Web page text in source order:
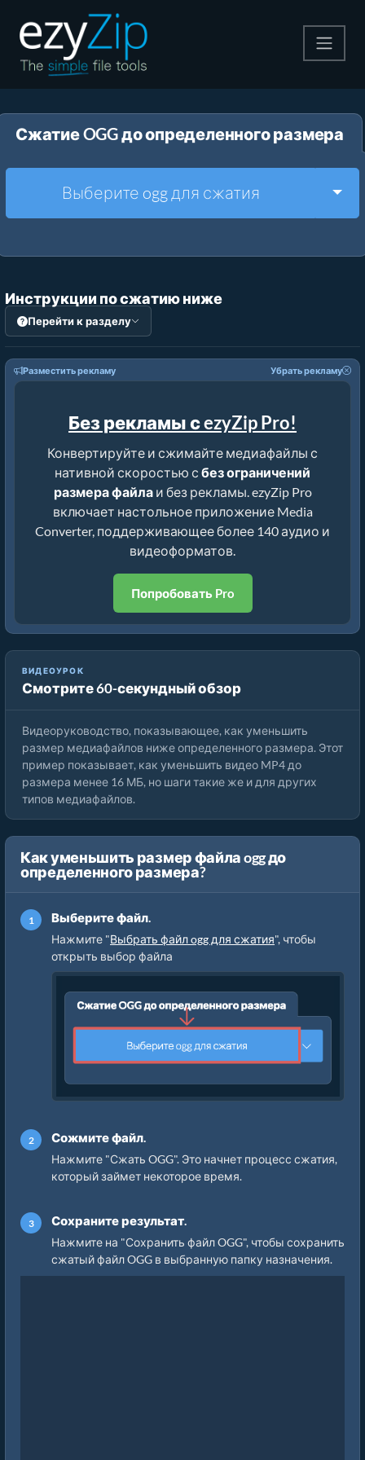
Pаспаковывайте
Другие инструменты
Сжатие OGG до определенного размера
Выберите ogg для сжатия
Инструкции по сжатию ниже
Перейти к разделу
Разместить рекламу Убрать рекламу
Без рекламы с ezyZip Pro!
Конвертируйте и сжимайте медиафайлы с
нативной скоростью с без ограничений
размера файлаи без рекламы. ezyZip Pro
включает настольное приложение Media
Converter, поддерживающее более 140 аудио и
видеоформатов.
Попробовать Pro
ВИДЕОУРОК
Смотрите 60-секундный обзор
Как уменьшить MP4 до 16 МБ (Простое руководство)
Видеоруководство, показывающее, как уменьшить
размер медиафайлов ниже определенного размера. Этот
пример показывает, как уменьшить видео MP4 до
размера менее 16 МБ, но шаги такие же и для других
типов медиафайлов.
Как уменьшить размер файла ogg до
определенного размера?
Выберите файл.
Нажмите "Выбрать файл ogg для сжатия", чтобы
открыть выбор файла
Сожмите файл.
Нажмите "Сжать OGG". Это начнет процесс сжатия,
который займет некоторое время.
Сохраните результат.
Нажмите на "Сохранить файл OGG", чтобы сохранить
сжатый файл OGG в выбранную папку назначения.